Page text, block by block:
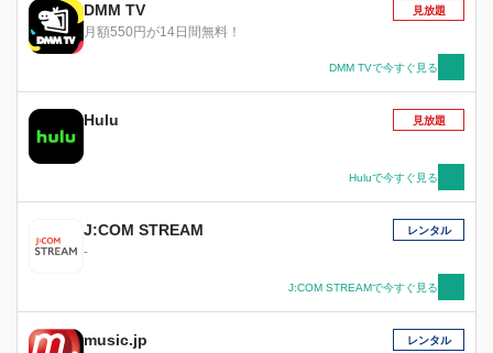
DMM TV
月額550円が14日間無料！
見放題
DMM TVで今すぐ見る
Hulu 見放題
Huluで今すぐ見る
J:COM STREAM
-
レンタル
J:COM STREAMで今すぐ見る
music.jp レンタル